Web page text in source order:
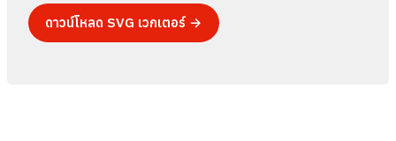
ดาวน์โหลด SVG เวกเตอร์ →